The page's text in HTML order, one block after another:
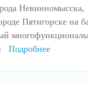
Невинномысска,
Пятигорске на
Подробнее